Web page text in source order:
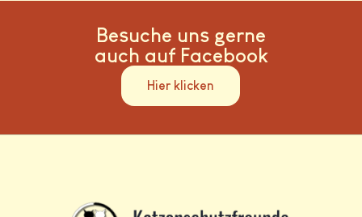
Besuche uns gerne
auch auf Facebook
Hier klicken